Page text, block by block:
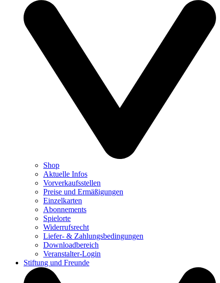
Shop
Aktuelle Infos
Vorverkaufsstellen
Preise und Ermäßigungen
Einzelkarten
Abonnements
Spielorte
Widerrufsrecht
Liefer- & Zahlungsbedingungen
Downloadbereich
Veranstalter-Login
Stiftung und Freunde